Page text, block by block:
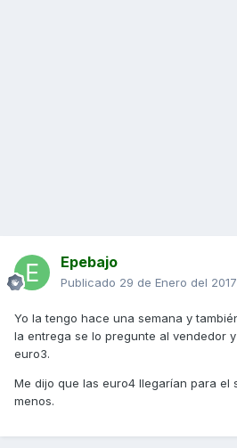
Epebajo
Publicado 29 de Enero del 2017
Yo la tengo hace una semana y
la entrega se lo pregunte al vendedor
euro3.
Me dijo que las euro4 llegarían para el
menos.